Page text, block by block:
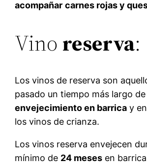
acompañar carnes rojas y
Vino reserva:
Los vinos de reserva son
pasado un tiempo más largo de
envejecimiento en barrica y
los vinos de crianza.
Los vinos reserva envejecen
mínimo de 24 meses en